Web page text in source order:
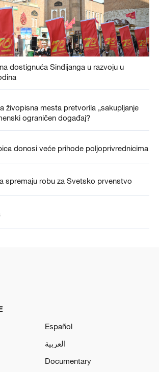
dostignuća Sinđijanga u razvoju u
živopisna mesta pretvorila „sakupljanje
ograničen događaj?
donosi veće prihode poljoprivrednicima
spremaju robu za Svetsko prvenstvo
Español
العربية
Documentary